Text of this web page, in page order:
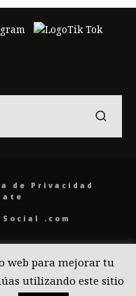
de Privacidad
.com
web para mejorar tu
utilizando este sitio